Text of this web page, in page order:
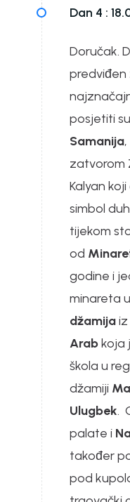
Dan 4 :
Doručak.
predviđen
posjetiti su
Samanija
zatvorom
Kalyan
simbol
tijekom
od
godine i
minareta
džamijaiz
Arabkoja
škola u
džamiji
Ulugbek.
palate i
također
pod